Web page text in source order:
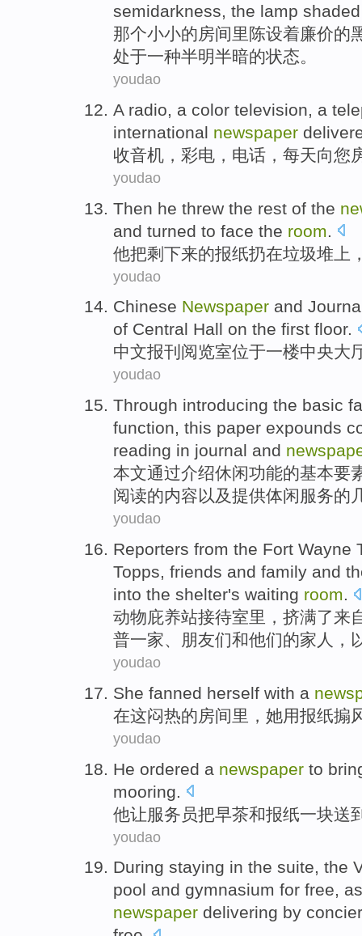
semidarkness, the lamp shaded
那个小小的房间里陈设着廉价的
处于一种半明半暗的状态。
youdao
A radio, a color television, a
international newspaper
收音机 ， 彩电 ， 电话 ， 每天向您
youdao
Then he threw the rest of the
and turned to face the room
他把剩下来的报纸扔在垃圾堆 上
youdao
Chinese Newspaper and
of Central Hall on the first floor.
中文报刊 阅览室位于一楼中央大
youdao
Through introducing the basic
function, this paper expounds
reading in journal and
本文通过介绍休闲功能的基本要
阅读的内容以及提供体闲服务的
youdao
Reporters from the Fort Wayne
Topps, friends and family and
into the shelter's waiting room.
动物庇养站接待室里 ， 挤满了来
普一家、
朋友们和他们的家人 ，
youdao
She fanned herself with a
在这闷热的房间里 ， 她用报纸搧
youdao
He ordered a newspaper to
mooring
他让服务员把早茶和报纸一块送
youdao
During staying in the suite, the
pool and gymnasium for free,
newspaper delivering by